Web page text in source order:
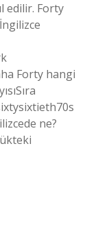
edilir. Forty
Forty hangi
ne?